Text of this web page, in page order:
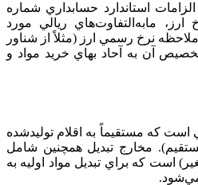
استاندارد حسابداري‌ شماره‌
ارز، مابه‌التفاوت‌هاي‌ ريالي‌ مورد
نرخ‌ رسمي‌ ارز (مثلاً از شناور
آن‌ به‌ آحاد بهاي‌ خريد مواد و
كه‌ مستقيماً به‌ اقلام‌ توليدشده‌
مخارج‌ تبديل‌ همچنين‌ شامل‌
است‌ كه‌ براي‌ تبديل‌ مواد اوليه‌ به‌